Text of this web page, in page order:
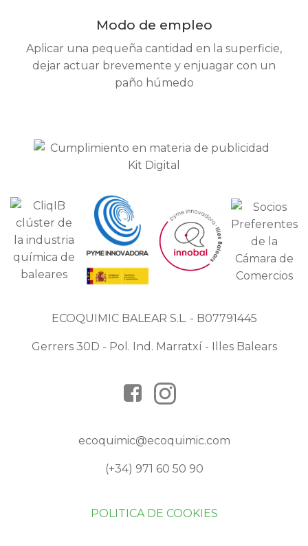
Modo de empleo
Aplicar una pequeña cantidad en la superficie,
dejar actuar brevemente y enjuagar con un
paño húmedo
ECOQUIMIC BALEAR S.L. - B07791445
Gerrers 30D - Pol. Ind. Marratxí - Illes Balears
ecoquimic@ecoquimic.com
(+34) 971 60 50 90
POLITICA DE COOKIES